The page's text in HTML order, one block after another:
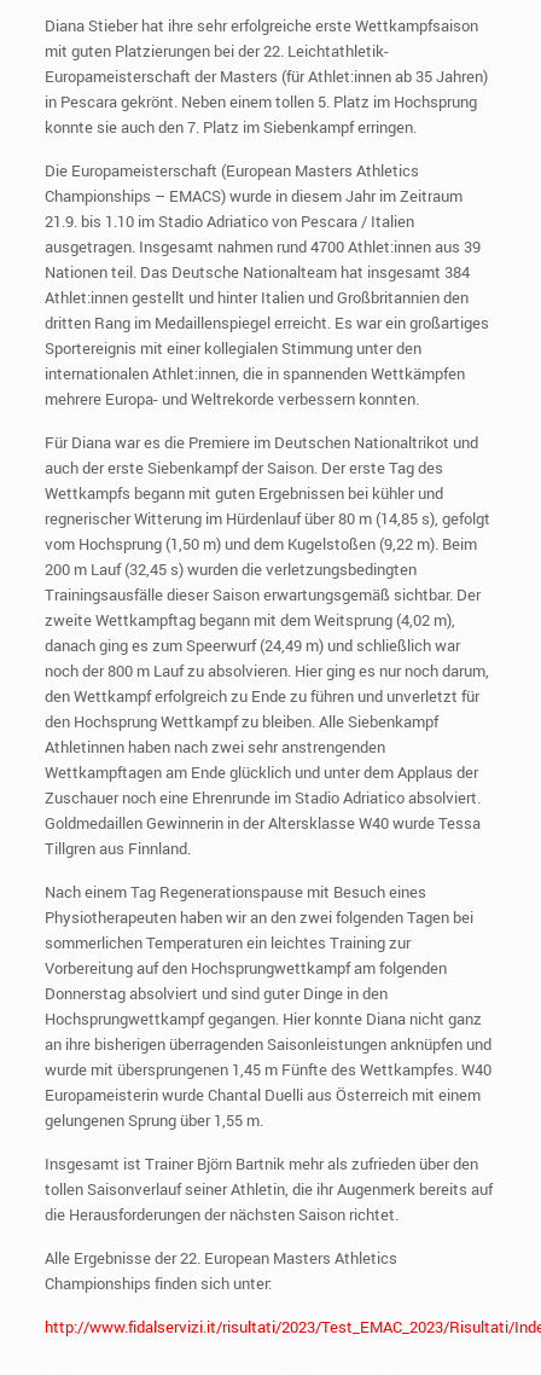
Diana Stieber hat ihre sehr erfolgreiche erste Wettkampfsaison
mit guten Platzierungen bei der 22. Leichtathletik-
Europameisterschaft der Masters (für Athlet:innen ab 35 Jahren)
in Pescara gekrönt. Neben einem tollen 5. Platz im Hochsprung
konnte sie auch den 7. Platz im Siebenkampf erringen.
Die Europameisterschaft (European Masters Athletics
Championships – EMACS) wurde in diesem Jahr im Zeitraum
21.9. bis 1.10 im Stadio Adriatico von Pescara / Italien
ausgetragen. Insgesamt nahmen rund 4700 Athlet:innen aus 39
Nationen teil. Das Deutsche Nationalteam hat insgesamt 384
Athlet:innen gestellt und hinter Italien und Großbritannien den
dritten Rang im Medaillenspiegel erreicht. Es war ein großartiges
Sportereignis mit einer kollegialen Stimmung unter den
internationalen Athlet:innen, die in spannenden Wettkämpfen
mehrere Europa- und Weltrekorde verbessern konnten.
Für Diana war es die Premiere im Deutschen Nationaltrikot und
auch der erste Siebenkampf der Saison. Der erste Tag des
Wettkampfs begann mit guten Ergebnissen bei kühler und
regnerischer Witterung im Hürdenlauf über 80 m (14,85 s), gefolgt
vom Hochsprung (1,50 m) und dem Kugelstoßen (9,22 m). Beim
200 m Lauf (32,45 s) wurden die verletzungsbedingten
Trainingsausfälle dieser Saison erwartungsgemäß sichtbar. Der
zweite Wettkampftag begann mit dem Weitsprung (4,02 m),
danach ging es zum Speerwurf (24,49 m) und schließlich war
noch der 800 m Lauf zu absolvieren. Hier ging es nur noch darum,
den Wettkampf erfolgreich zu Ende zu führen und unverletzt für
den Hochsprung Wettkampf zu bleiben. Alle Siebenkampf
Athletinnen haben nach zwei sehr anstrengenden
Wettkampftagen am Ende glücklich und unter dem Applaus der
Zuschauer noch eine Ehrenrunde im Stadio Adriatico absolviert.
Goldmedaillen Gewinnerin in der Altersklasse W40 wurde Tessa
Tillgren aus Finnland.
Nach einem Tag Regenerationspause mit Besuch eines
Physiotherapeuten haben wir an den zwei folgenden Tagen bei
sommerlichen Temperaturen ein leichtes Training zur
Vorbereitung auf den Hochsprungwettkampf am folgenden
Donnerstag absolviert und sind guter Dinge in den
Hochsprungwettkampf gegangen. Hier konnte Diana nicht ganz
an ihre bisherigen überragenden Saisonleistungen anknüpfen und
wurde mit übersprungenen 1,45 m Fünfte des Wettkampfes. W40
Europameisterin wurde Chantal Duelli aus Österreich mit einem
gelungenen Sprung über 1,55 m.
Insgesamt ist Trainer Björn Bartnik mehr als zufrieden über den
tollen Saisonverlauf seiner Athletin, die ihr Augenmerk bereits auf
die Herausforderungen der nächsten Saison richtet.
Alle Ergebnisse der 22. European Masters Athletics
Championships finden sich unter:
http://www.fidalservizi.it/risultati/2023/Test_EMAC_2023/Risultati/